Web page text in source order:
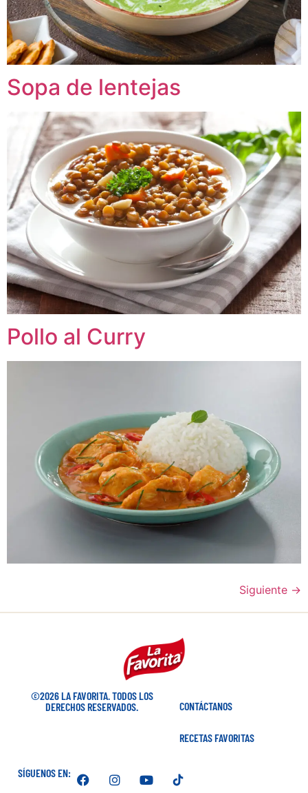
Sopa de lentejas
Pollo al Curry
Siguiente →
©2026 LA FAVORITA. TODOS LOS
DERECHOS RESERVADOS.
CONTÁCTANOS
RECETAS FAVORITAS
SÍGUENOS EN: